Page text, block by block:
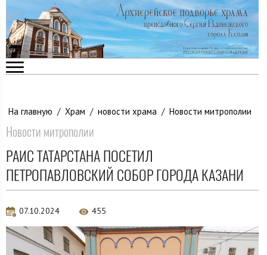
На главную / Храм / новости храма / Новости митрополии
Новости митрополии
РАИС ТАТАРСТАНА ПОСЕТИЛ
ПЕТРОПАВЛОВСКИЙ СОБОР ГОРОДА КАЗАНИ
07.10.2024 455